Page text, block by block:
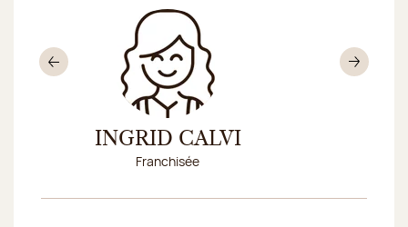
INGRID CALVI
Franchisée
Précédent